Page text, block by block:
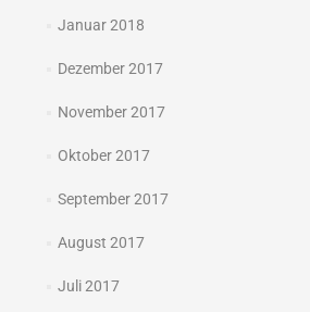
Januar 2018
Dezember 2017
November 2017
Oktober 2017
September 2017
August 2017
Juli 2017